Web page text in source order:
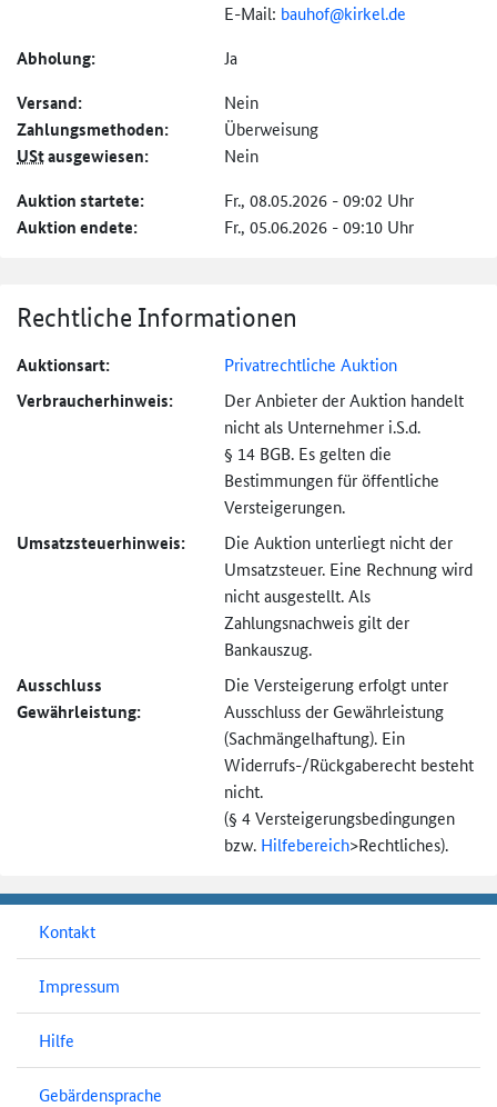
E-Mail: bauhof@kirkel.de
Abholung: Ja
Versand: Nein
Zahlungs­methoden: Überweisung
UStausgewiesen: Nein
Auktion startete: Fr., 08.05.2026 - 09:02 Uhr
Auktion endete: Fr., 05.06.2026 - 09:10 Uhr
Rechtliche Informationen
Auktionsart: Privatrechtliche Auktion
Verbraucher­hinweis:
Der Anbieter der Auktion handelt
nicht als Unternehmer i.S.d.
§ 14 BGB. Es gelten die
Bestimmungen für öffentliche
Versteigerungen.
Umsatzsteuer­hinweis:
Die Auktion unterliegt nicht der
Umsatzsteuer. Eine Rechnung wird
nicht ausgestellt. Als
Zahlungsnachweis gilt der
Bankauszug.
Ausschluss
Gewährleistung:
Die Versteigerung erfolgt unter
Ausschluss der Gewährleistung
(Sachmängel­haftung). Ein
Widerrufs-/Rückgaberecht besteht
nicht.
(§ 4 Versteigerungs­bedingungen
bzw. Hilfebereich>Rechtliches).
Kontakt
Impressum
Hilfe
Gebärdensprache